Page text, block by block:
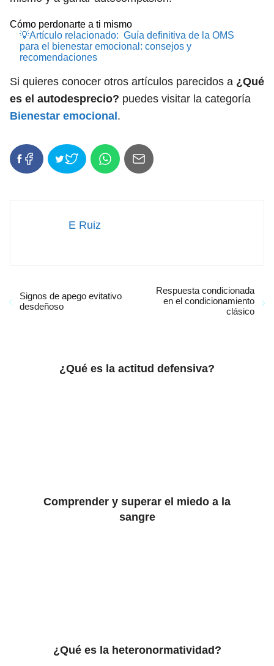
Cómo perdonarte a ti mismo
💡Artículo relacionado: Guía definitiva de la OMS
para el bienestar emocional: consejos y
recomendaciones
Si quieres conocer otros artículos parecidos a ¿Qué
es el autodesprecio? puedes visitar la categoría
Bienestar emocional .
E Ruiz
Signos de apego evitativo
desdeñoso
Respuesta condicionada
en el condicionamiento
clásico
¿Qué es la actitud defensiva?
Comprender y superar el miedo a la
sangre
¿Qué es la heteronormatividad?